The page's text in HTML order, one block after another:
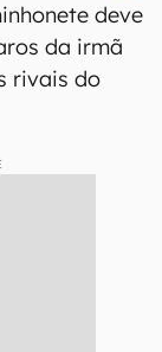
deve
da irmã
rivais do